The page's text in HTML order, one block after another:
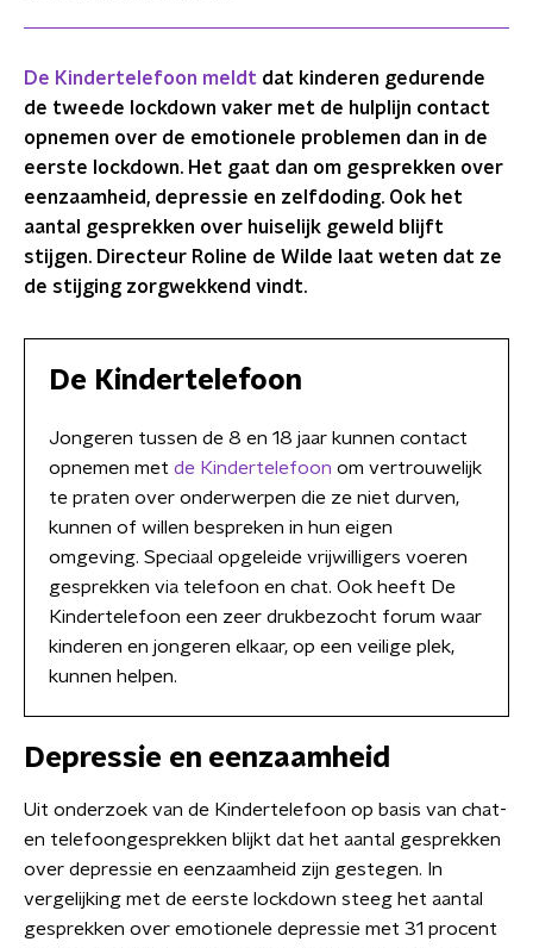
De Kindertelefoon meldt dat kinderen gedurende
de tweede lockdown vaker met de hulplijn contact
opnemen over de emotionele problemen dan in de
eerste lockdown. Het gaat dan om gesprekken over
eenzaamheid, depressie en zelfdoding. Ook het
aantal gesprekken over huiselijk geweld blijft
stijgen. Directeur Roline de Wilde laat weten dat ze
de stijging zorgwekkend vindt.
De Kindertelefoon
Jongeren tussen de 8 en 18 jaar kunnen contact
opnemen met de Kindertelefoon om vertrouwelijk
te praten over onderwerpen die ze niet durven,
kunnen of willen bespreken in hun eigen
omgeving. Speciaal opgeleide vrijwilligers voeren
gesprekken via telefoon en chat. Ook heeft De
Kindertelefoon een zeer drukbezocht forum waar
kinderen en jongeren elkaar, op een veilige plek,
kunnen helpen.
Depressie en eenzaamheid
Uit onderzoek van de Kindertelefoon op basis van chat-
en telefoongesprekken blijkt dat het aantal gesprekken
over depressie en eenzaamheid zijn gestegen. In
vergelijking met de eerste lockdown steeg het aantal
gesprekken over emotionele depressie met 31 procent